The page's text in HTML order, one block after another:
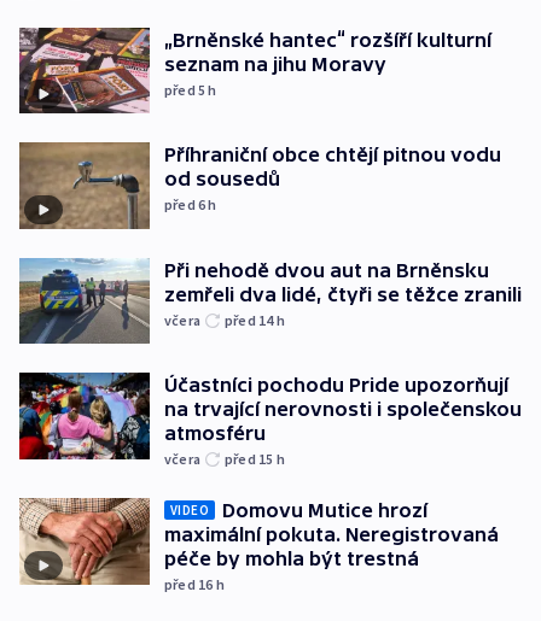
„Brněnské hantec“ rozšíří kulturní
seznam na jihu Moravy
před 5h
Příhraniční obce chtějí pitnou vodu
od sousedů
před 6h
Při nehodě dvou aut na Brněnsku
zemřeli dva lidé, čtyři se těžce zranili
včera před 14h
Účastníci pochodu Pride upozorňují
na trvající nerovnosti i společenskou
atmosféru
včera před 15 h
VIDEO
Domovu Mutice hrozí
maximální pokuta. Neregistrovaná
péče by mohla být trestná
před 16 h